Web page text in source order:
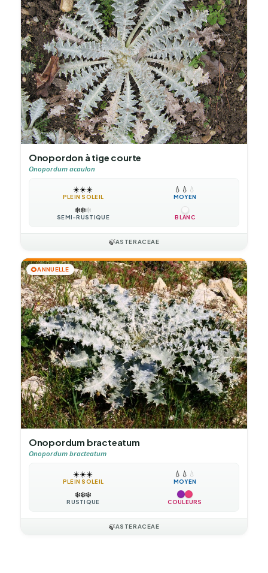
Onopordon à tige courte
Onopordum acaulon
☀️☀️☀️
PLEIN SOLEIL
💧 💧 💧
MOYEN
❄️❄️❄️
SEMI-RUSTIQUE BLANC
🍃ASTERACEAE
🌻ANNUELLE
Onopordum bracteatum
Onopordum bracteatum
☀️☀️☀️
PLEIN SOLEIL
💧 💧 💧
MOYEN
❄️❄️❄️
RUSTIQUE COULEURS
🍃ASTERACEAE